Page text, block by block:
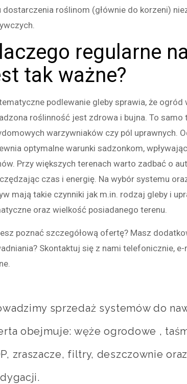
dostarczenia roślinom (głównie do korzeni)
regularne
tak ważne?
podlewanie gleby sprawia, że ogród
roślinność jest zdrowa i bujna. To
warzywniaków czy pól uprawnych.
optymalne warunki sadzonkom,
Przy większych terenach warto zadbać o
czas i energię. Na wybór systemu
mają takie czynniki jak m.in. rodzaj gleby i
oraz wielkość posiadanego terenu.
poznać szczegółową ofertę? Masz
Skontaktuj się z nami telefonicznie,
sprzedaż systemów do
obejmuje: węże ogrodowe ,
zraszacze, filtry, deszczownie